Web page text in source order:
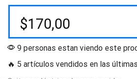
$170,00
9 personas estan viendo este
🔥 5 artículos vendidos en las